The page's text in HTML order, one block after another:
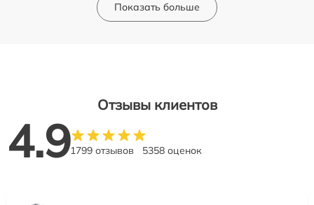
Показать больше
Отзывы клиентов
4.91799 отзывов 5358 оценок